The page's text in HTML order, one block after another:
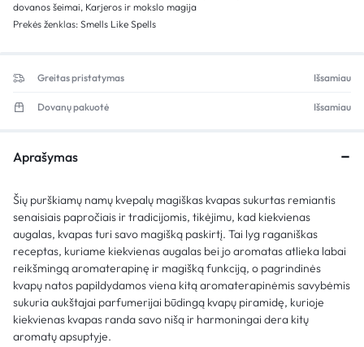
dovanos šeimai, Karjeros ir mokslo magija
Prekės ženklas: Smells Like Spells
Greitas pristatymas Išsamiau
Dovanų pakuotė Išsamiau
Aprašymas
Šių purškiamų namų kvepalų magiškas kvapas sukurtas remiantis
senaisiais papročiais ir tradicijomis, tikėjimu, kad kiekvienas
augalas, kvapas turi savo magišką paskirtį. Tai lyg raganiškas
receptas, kuriame kiekvienas augalas bei jo aromatas atlieka labai
reikšmingą aromaterapinę ir magišką funkciją, o pagrindinės
kvapų natos papildydamos viena kitą aromaterapinėmis savybėmis
sukuria aukštajai parfumerijai būdingą kvapų piramidę, kurioje
kiekvienas kvapas randa savo nišą ir harmoningai dera kitų
aromatų apsuptyje.